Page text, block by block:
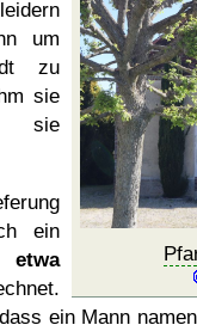
um
zu
sie
sie
ein
etwa
ein Mann